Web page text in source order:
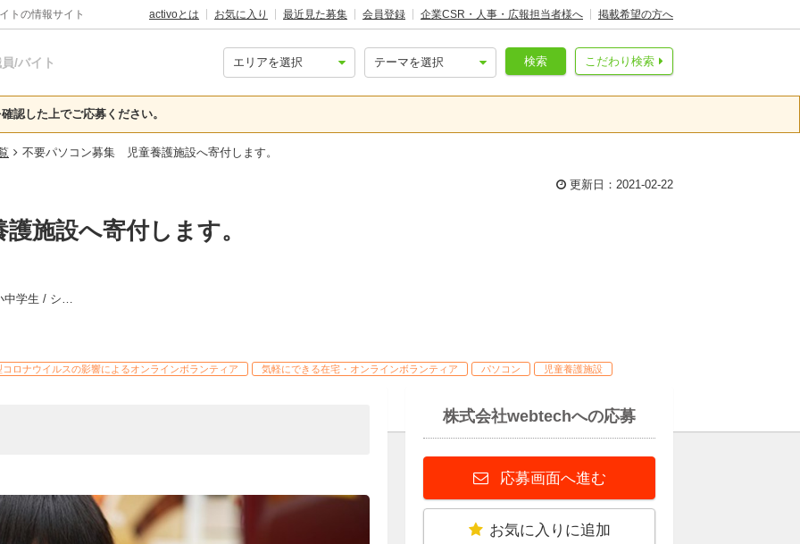
トの情報サイト activoとは お気に入り 最近見た募集 会員登録 企業CSR・人事・広報担当者様へ 掲載希望の方へ
/バイト こだわり検索
検索
認した上でご応募ください。
不要パソコン募集 児童養護施設へ寄付します。
更新日：2021-02-22
施設へ寄付します。
社会人 / 大学生・専門学生 / 高校生 / 小中学生 / シニア
コロナウイルスの影響によるオンラインボランティア 気軽にできる在宅・オンラインボランティア パソコン 児童養護施設
株式会社webtechへの応募
応募画面へ進む
お気に入りに追加